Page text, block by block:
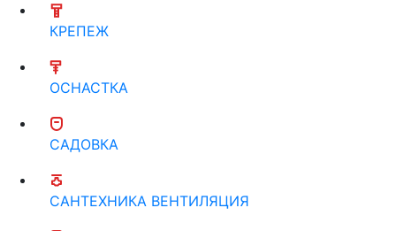
КРЕПЕЖ
ОСНАСТКА
САДОВКА
САНТЕХНИКА ВЕНТИЛЯЦИЯ